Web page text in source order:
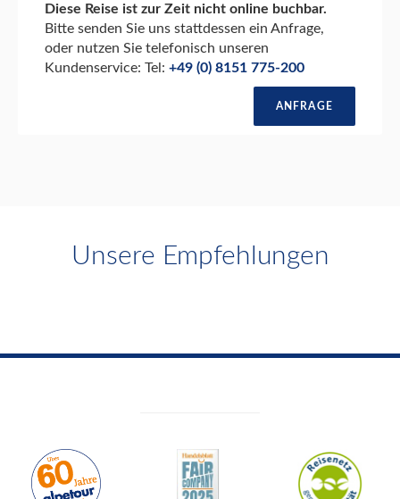
Diese Reise ist zur Zeit nicht online buchbar.
Bitte senden Sie uns stattdessen ein Anfrage,
oder nutzen Sie telefonisch unseren
Kundenservice: Tel: +49 (0) 8151 775-200
ANFRAGE
Unsere Empfehlungen